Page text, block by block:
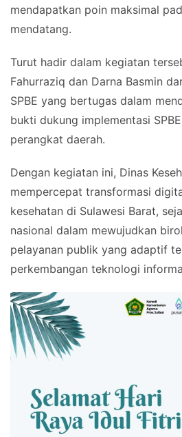
mendapatkan poin maksimal
mendatang.
Turut hadir dalam kegiatan
Fahurraziq dan Darna Basmin
SPBE yang bertugas dalam
bukti dukung implementasi
perangkat daerah.
Dengan kegiatan ini, Dinas
mempercepat transformasi
kesehatan di Sulawesi Barat,
nasional dalam mewujudkan
pelayanan publik yang adaptif
perkembangan teknologi